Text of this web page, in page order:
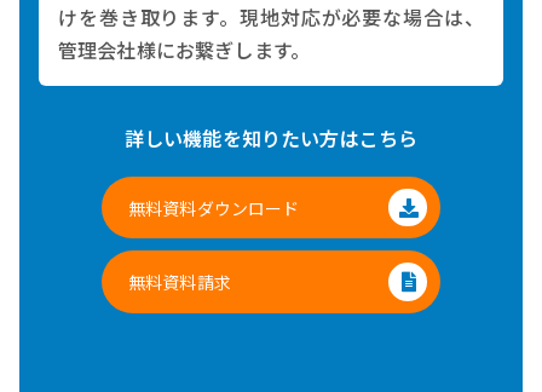
けを巻き取ります。現地対応が必要な場合は、
管理会社様にお繋ぎします。
詳しい機能を知りたい方はこちら
無料資料ダウンロード
無料資料請求